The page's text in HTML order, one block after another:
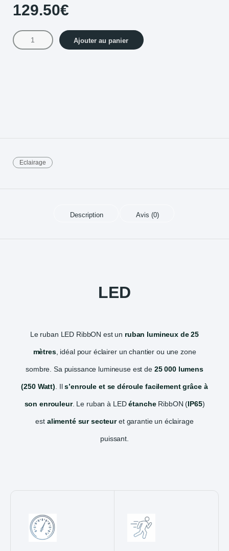
129.50€
Ajouter au panier
Eclairage
Description Avis (0)
LED
Le ruban LED RibbON est un ruban lumineux de 25
mètres, idéal pour éclairer un chantier ou une zone
sombre. Sa puissance lumineuse est de 25 000 lumens
(250 Watt) . Ils’enroule et se déroule facilement grâce à
son enrouleur. Le ruban à LEDétancheRibbON (IP65)
est alimenté sur secteuret garantie un éclairage
puissant.